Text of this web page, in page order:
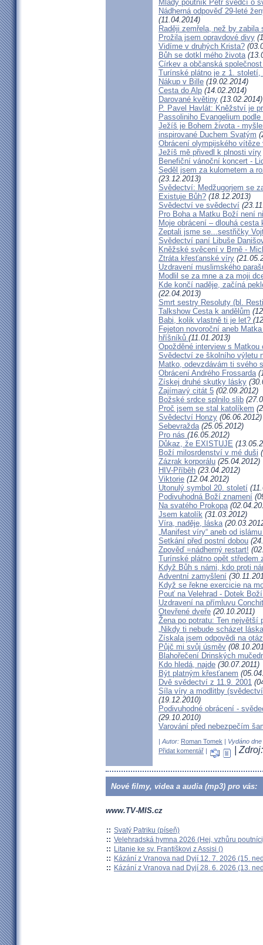
Mladý poutník Petr svědčí o
Nádherná odpověď 29-leté
(11.04.2014)
Raději zemřela, než by zabila
Prožila jsem opravdové divy
Vidíme v druhých Krista?
Bůh se dotkl mého života
Církev a občanská
Turínské plátno je z 1.
Nákup v Bille (19.02.2014)
Cesta do Alp (14.02.2014)
Darované květiny (13.02.2014)
P. Pavel Havlát: Kněžství je
Passoliniho Evangelium
Ježíš je Bohem života -
inspirované Duchem Svatým
Obrácení olympijského vítěze
Ježíš mě přivedl k plnosti víry
Benefiční vánoční koncert -
Seděl jsem za kulometem a
(23.12.2013)
Svědectví: Medžugorjem se
Existuje Bůh? (18.12.2013)
Svědectví ve svědectví
Pro Boha a Matku Boží není
Moje obrácení – dlouhá cesta
Zeptali jsme se...sestřičky
Svědectví paní Libuše
Kněžské svěcení v Brně -
Ztráta křesťanské víry
Uzdravení muslimského
Modlil se za mne a za moji
Kde končí naděje, začíná
(22.04.2013)
Smrt sestry Resoluty (bl.
Talkshow Cesta k andělům
Babi, kolik vlastně ti je let?
Fejeton novoroční aneb
hříšníků (11.01.2013)
Opožděné interview s
Svědectví ze školního výletu
Matko, odevzdávám ti svého
Obrácení Andrého Frossarda
Získej druhé skutky lásky
Zajímavý citát 5 (02.09.2012)
Božské srdce splnilo slib
Proč jsem se stal katolíkem
Svědectví Honzy (06.06.2012)
Sebevražda(25.05.2012)
Pro nás (16.05.2012)
Důkaz, že EXISTUJE
Boží milosrdenství v mé duši
Zázrak korporálu (25.04.2012)
HIV-Příběh (23.04.2012)
Viktorie (12.04.2012)
Utonulý symbol 20. století
Podivuhodná Boží znamení
Na svatého Prokopa
Jsem katolík (31.03.2012)
Víra, naděje, láska
„Manifest víry“ aneb od
Setkání před postní dobou
Zpověď =nádherný restart!
Turínské plátno opět středem
Když Bůh s námi, kdo proti
Adventní zamyšlení
Když se řekne exercicie na
Pouť na Velehrad - Dotek
Uzdravení na přímluvu
Otevřené dveře (20.10.2011)
Žena po potratu: Ten největší
„Nikdy ti nebude scházet
Získala jsem odpovědi na
Půjč mi svůj úsměv
Blahořečení Drinských
Kdo hledá, najde (30.07.2011)
Být platným křesťanem
Dvě svědectví z 11.9. 2001
Síla víry a modlitby
(19.12.2010)
Podivuhodné obrácení -
(29.10.2010)
Varování před nebezpečím
| Autor: Roman Tomek | Vydáno
Přidat komentář | |
Nové filmy, videa a audia (mp3) pro vás:
www.TV-MIS.cz
:: Svatý Patriku (píseň)
:: Velehradská hymna 2026 (Hej, vzhůru
:: Litanie ke sv. Františkovi z Assisi ()
:: Kázání z Vranova nad Dyjí 12. 7. 2026 (15.
:: Kázání z Vranova nad Dyjí 28. 6. 2026 (13.